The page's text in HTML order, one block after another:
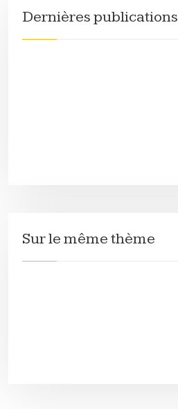
Dernières publications
Sur le même thème